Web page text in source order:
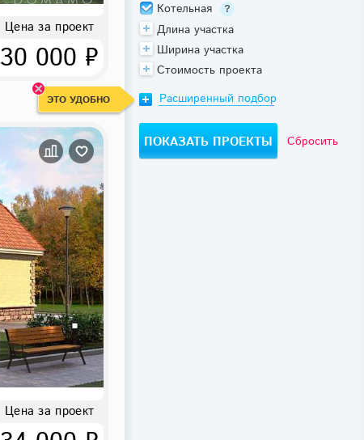
Цена за проект
30 000 ₽
Цена за проект
Котельная
Длина участка
Ширина участка
Стоимость проекта
ЭТО УДОБНО Расширенный подбор
Сбросить